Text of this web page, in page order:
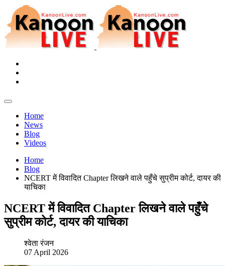
Home
News
Blog
Videos
Home
Blog
NCERT में विवादित Chapter लिखने वाले पहुँचे सुप्रीम कोर्ट, दायर की
याचिका
NCERT में विवादित Chapter लिखने वाले पहुँचे
सुप्रीम कोर्ट, दायर की याचिका
श्वेता रंजन
07 April 2026